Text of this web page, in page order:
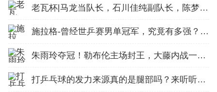
老瓦杯|马龙当队长，石川佳纯副队长，陈梦参加比赛
施拉格-曾经世乒赛男单冠军，究竟有多强？以及近况！
朱雨玲夺冠！勒布伦主场封王，大藤内战一串三，张本兄妹饮恨亚军！
打乒乓球的发力来源真的是腿部吗？来听听专业人士怎么说！